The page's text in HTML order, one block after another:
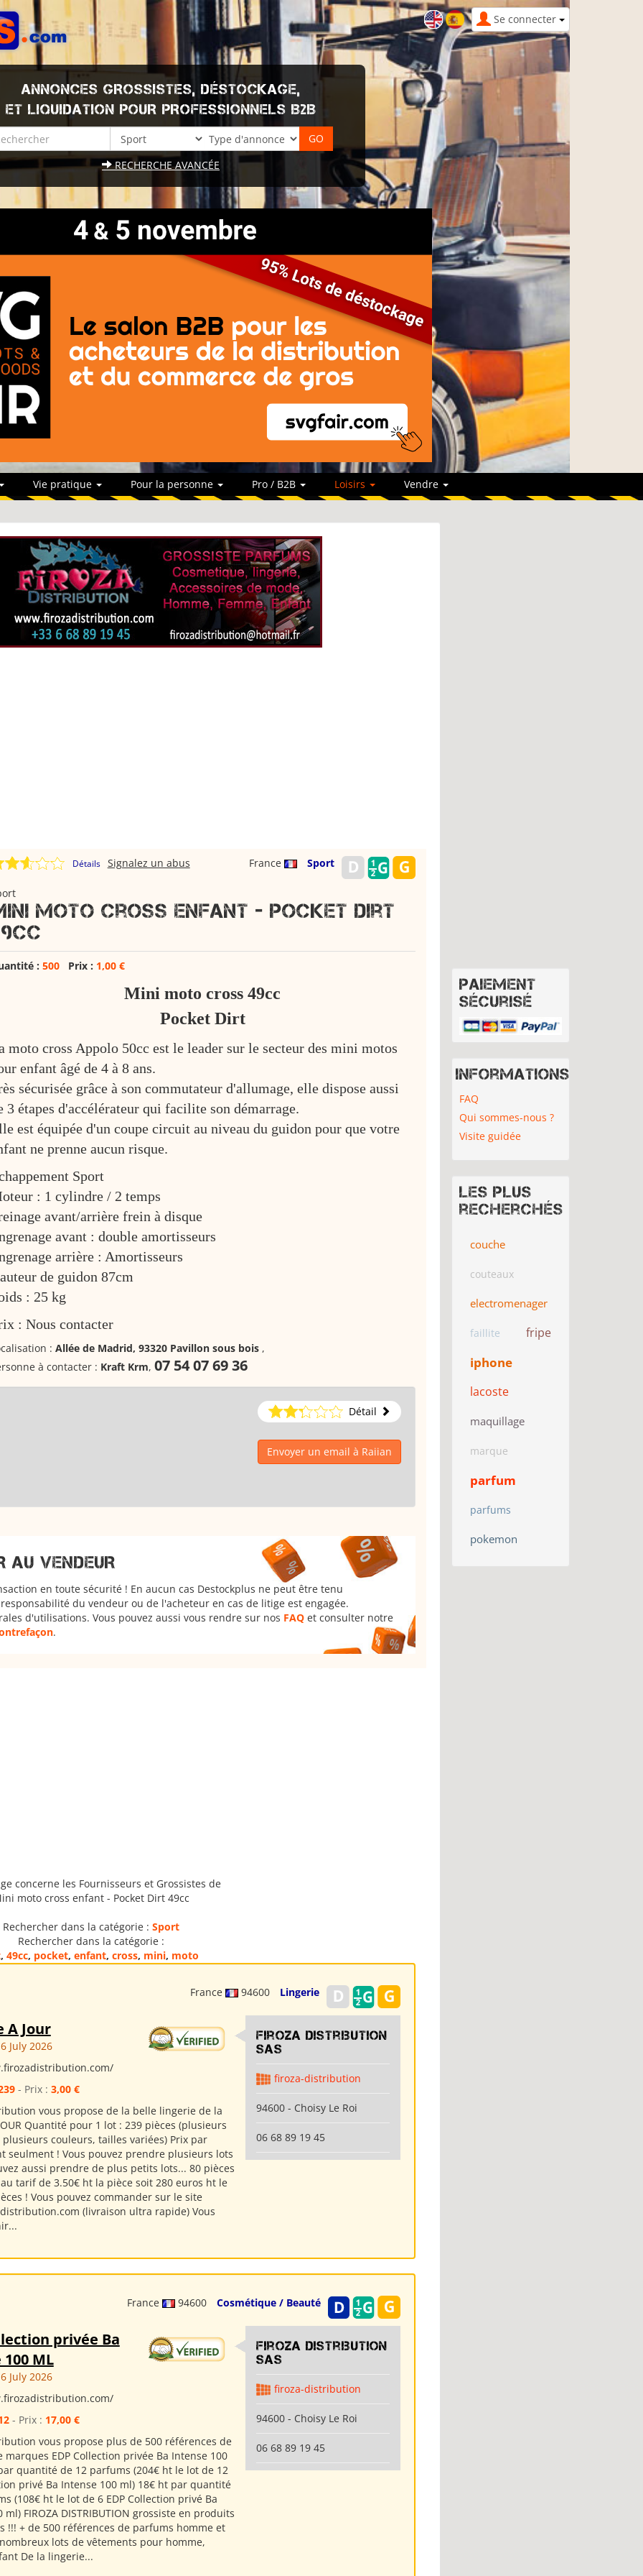
Se connecter
ANNONCES GROSSISTES, DÉSTOCKAGE,
ET LIQUIDATION POUR PROFESSIONNELS B2B
RECHERCHE AVANCÉE
Vie pratique Pour la personne Pro / B2B Loisirs Vendre
Détails France Sport
Signalez un abus
moto cross enfant - Pocket Dirt
: 500Prix : 1,00 €
Mini moto cross 49cc
Pocket Dirt
moto cross Appolo 50cc est le leader sur le secteur des mini motos
enfant âgé de 4 à 8 ans.
sécurisée grâce à son commutateur d'allumage, elle dispose aussi
3 étapes d'accélérateur qui facilite son démarrage.
est équipée d'un coupe circuit au niveau du guidon pour que votre
ne prenne aucun risque.
Sport
: 1 cylindre / 2 temps
avant/arrière frein à disque
avant : double amortisseurs
arrière : Amortisseurs
de guidon 87cm
: 25 kg
: Nous contacter
: Allée de Madrid, 93320 Pavillon sous bois ,
à contacter : Kraft Krm, 07 54 07 69 36
Détail
Envoyer un email à Raiian
AU VENDEUR
en toute sécurité ! En aucun cas Destockplus ne peut être tenu
du vendeur ou de l'acheteur en cas de litige est engagée.
d'utilisations. Vous pouvez aussi vous rendre sur nos FAQ et consulter notre
.
concerne les Fournisseurs et Grossistes de
moto cross enfant - Pocket Dirt 49cc
Rechercher dans la catégorie : Sport
Rechercher dans la catégorie :
, 49cc, pocket, enfant, cross, mini, moto
France 94600 Lingerie
A Jour
July 2026
- Prix : 3,00 €
vous propose de la belle lingerie de la
Quantité pour 1 lot : 239 pièces (plusieurs
couleurs, tailles variées) Prix par
seulment ! Vous pouvez prendre plusieurs lots
aussi prendre de plus petits lots... 80 pièces
tarif de 3.50€ ht la pièce soit 280 euros ht le
! Vous pouvez commander sur le site
(livraison ultra rapide) Vous
Firoza Distribution
SAS
firoza-distribution
94600 - Choisy Le Roi
06 68 89 19 45
France 94600 Cosmétique / Beauté
privée Ba
ML
July 2026
- Prix : 17,00 €
vous propose plus de 500 références de
EDP Collection privée Ba Intense 100
quantité de 12 parfums (204€ ht le lot de 12
privé Ba Intense 100 ml) 18€ ht par quantité
(108€ ht le lot de 6 EDP Collection privé Ba
ml) FIROZA DISTRIBUTION grossiste en produits
!!! + de 500 références de parfums homme et
lots de vêtements pour homme,
De la lingerie...
Firoza Distribution
SAS
firoza-distribution
94600 - Choisy Le Roi
06 68 89 19 45
Paiement
sécurisé
Informations
FAQ
Qui sommes-nous ?
Visite guidée
Les plus
recherchés
couche
couteaux
electromenager
faillite fripe
iphone
lacoste
maquillage
marque
parfum
parfums
pokemon